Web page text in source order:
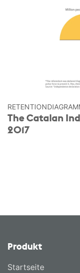
The Catalan
2017
Produkt
Startseite